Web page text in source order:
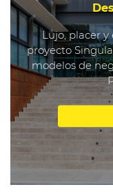
Lujo, placer y
proyecto
modelos de